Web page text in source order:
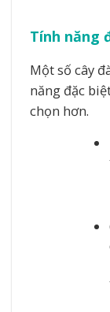
Tính năng
Một số cây
năng đặc
chọn hơn.